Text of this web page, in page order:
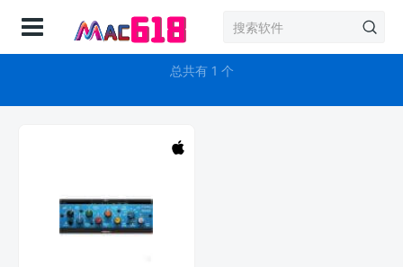
StudioOne均衡器
总共有 1 个